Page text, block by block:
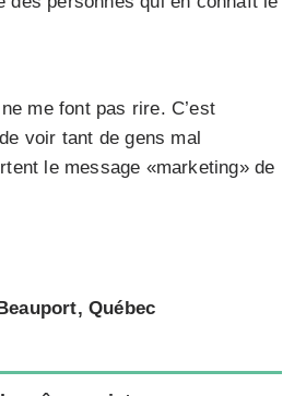
me font pas rire. C’est
voir tant de gens mal
le message «marketing» de
Québec